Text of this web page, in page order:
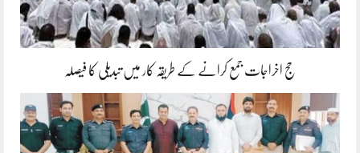
حج اخراجات جمع کرانے کے طریقہ کار میں تبدیلی کا فیصلہ